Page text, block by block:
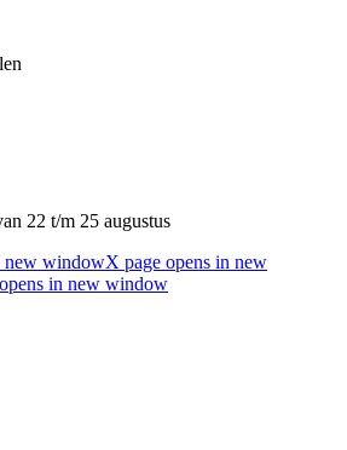
22 t/m 25 augustus
new windowX page opens in new
in new window